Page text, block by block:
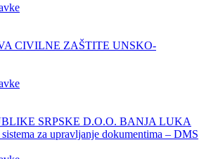
CIVILNE ZAŠTITE UNSKO-
SRPSKE D.O.O. BANJA LUKA
za upravljanje dokumentima – DMS